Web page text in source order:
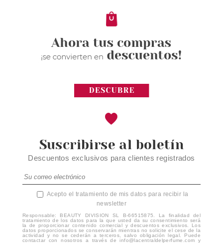
19.95€
Suscribirse al boletín
Descuentos exclusivos para clientes registrados
Acepto el tratamiento de mis datos para recibir la
newsletter
Responsable: BEAUTY DIVISION SL B-66515875. La finalidad del
tratamiento de los datos para la que usted da su consentimiento será
la de proporcionar contenido comercial y descuentos exclusivos. Los
datos proporcionados se conservarán mientras no solicite el cese de la
actividad y no se cederán a terceros, salvo obligación legal. Puede
contactar con nosotros a través de info@lacentraldelperfume.com y